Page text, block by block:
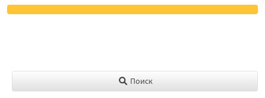
Поиск